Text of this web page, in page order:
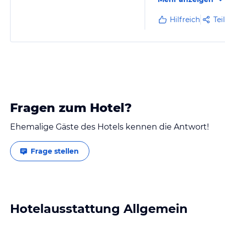
Hilfreich
Fragen zum Hotel?
Ehemalige Gäste des Hotels kennen die Antwort!
Frage stellen
Hotelausstattung Allgemein